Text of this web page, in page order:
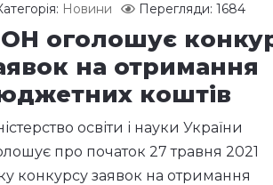
Новини Перегляди: 1684
оголошує
на отримання
коштів
освіти і науки України
про початок 27 травня 2021
конкурсу заявок на отримання